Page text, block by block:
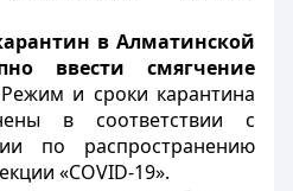
в Алматинской
ввести смягчение
Режим и сроки карантина
в соответствии с
по распространению
«COVID-19».